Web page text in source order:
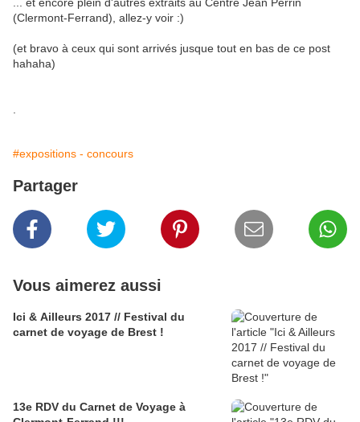
(Clermont-Ferrand), allez-y voir :)
(et bravo à ceux qui sont arrivés jusque tout en bas de ce post
hahaha)
#expositions - concours
Partager
Vous aimerez aussi
Ici & Ailleurs 2017 // Festival du
carnet de voyage de Brest !
13e RDV du Carnet de Voyage à